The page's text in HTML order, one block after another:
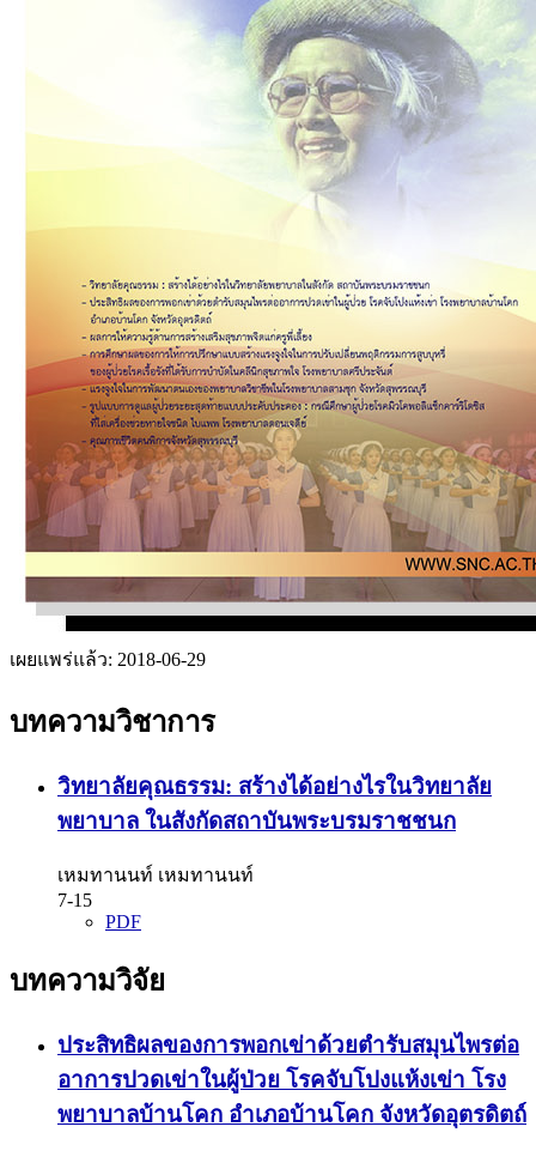
เผยแพร่แล้ว: 2018-06-29
บทความวิชาการ
วิทยาลัยคุณธรรม: สร้างได้อย่างไรในวิทยาลัย
พยาบาล ในสังกัดสถาบันพระบรมราชชนก
เหมทานนท์ เหมทานนท์
7-15
PDF
บทความวิจัย
ประสิทธิผลของการพอกเข่าด้วยตำรับสมุนไพรต่อ
อาการปวดเข่าในผู้ป่วย โรคจับโปงแห้งเข่า โรง
พยาบาลบ้านโคก อำเภอบ้านโคก จังหวัดอุตรดิตถ์